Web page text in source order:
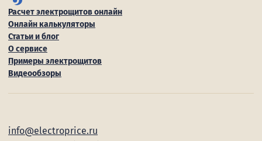
Расчет электрощитов онлайн
Онлайн калькуляторы
Статьи и блог
О сервисе
Примеры электрощитов
Видеообзоры
info@electroprice.ru